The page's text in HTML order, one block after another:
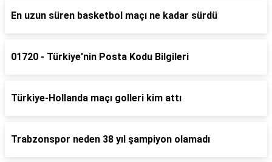
En uzun süren basketbol maçı ne kadar sürdü
01720 - Türkiye'nin Posta Kodu Bilgileri
Türkiye-Hollanda maçı golleri kim attı
Trabzonspor neden 38 yıl şampiyon olamadı